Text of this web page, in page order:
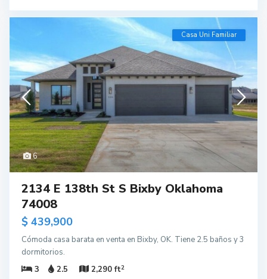
6
Casa Uni Familiar
2134 E 138th St S Bixby Oklahoma
74008
$ 439,900
Cómoda casa barata en venta en Bixby, OK. Tiene 2.5 baños y 3
dormitorios.
3
2.5 2,290 ft2